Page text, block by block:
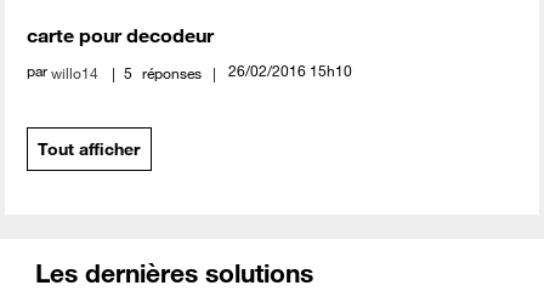
carte pour decodeur
parwillo14 5 réponses ‎26/02/2016 15h10
Tout afficher
Les dernières solutions